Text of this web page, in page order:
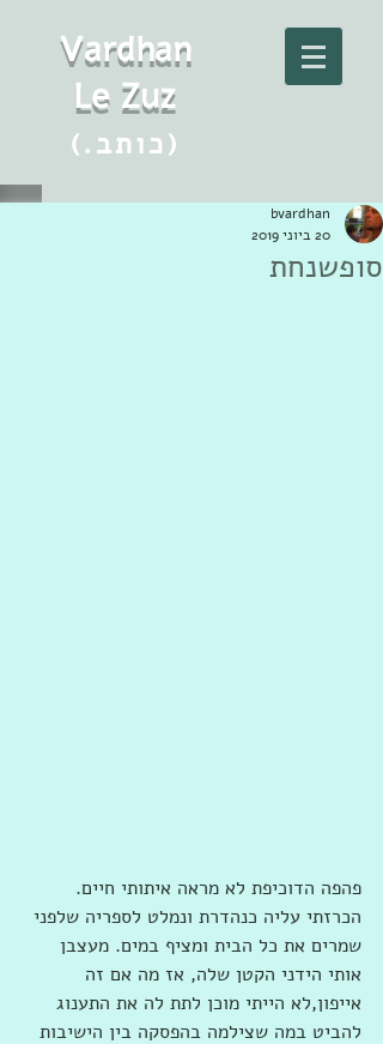
Vardhan
Le Zuz
(.כותב)
סופשנחת
bvardhan
20 ביוני 2019
פהפה הדוכיפת לא מראה איתותי חיים.
הכרזתי עליה כנהדרת ונמלט לספריה שלפני
שמרים את כל הבית ומציף במים. מעצבן
אותי הידני הקטן שלה, אז מה אם זה
אייפון,לא הייתי מוכן לתת לה את התענוג
להביט במה שצילמה בהפסקה בין הישיבות